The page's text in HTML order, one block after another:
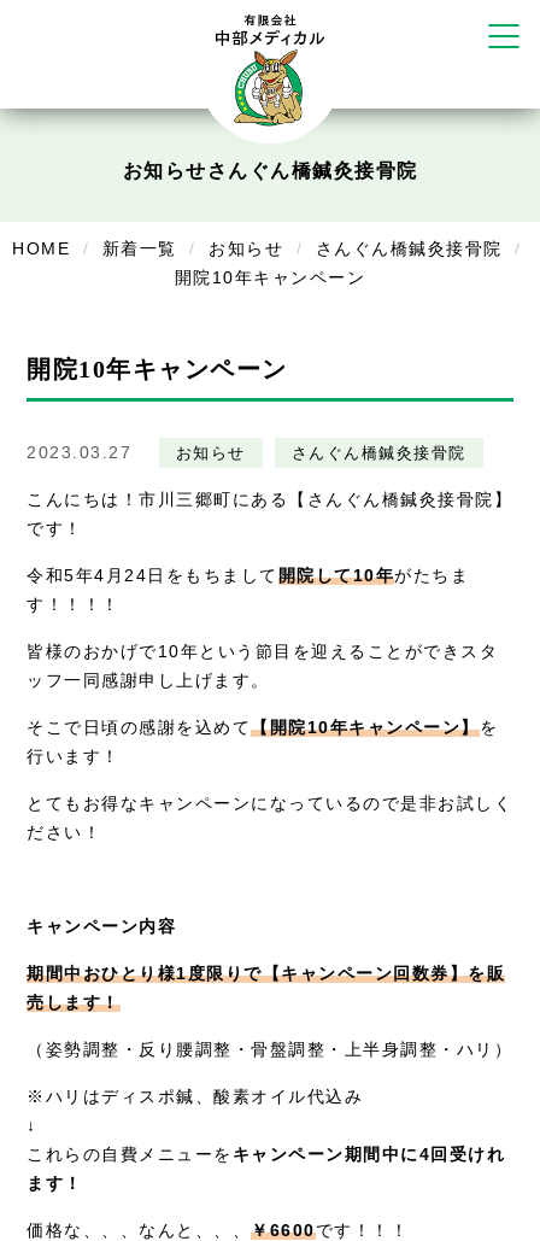
かえる堂鍼灸院 整骨院 うるま店
塚店
デイサービスあやめ
在宅部門事務所
美容
美容鍼・コルギ
症例別施術
お知らせ さんぐん橋鍼灸接骨院
HOME 新着一覧 お知らせ
さんぐん橋鍼灸接骨院
開院10年キャンペーン
開院10年キャンペーン
2023.03.27 お知らせ さんぐん橋鍼灸接骨院
こんにちは！市川三郷町にある【さんぐん橋鍼灸接骨院】
です！
令和5年4月24日をもちまして開院して10年がたちま
す！！！！
皆様のおかげで10年という節目を迎えることができスタ
ッフ一同感謝申し上げます。
そこで日頃の感謝を込めて【開院10年キャンペーン】を
行います！
とてもお得なキャンペーンになっているので是非お試しく
ださい！
キャンペーン内容
期間中おひとり様1度限りで【キャンペーン回数券】を販
売します！
（姿勢調整・反り腰調整・骨盤調整・上半身調整・ハリ）
※ハリはディスポ鍼、酸素オイル代込み
↓
これらの自費メニューを キャンペーン期間中に4回受けれ
ます！
価格な、、、なんと、、、￥6600です！！！